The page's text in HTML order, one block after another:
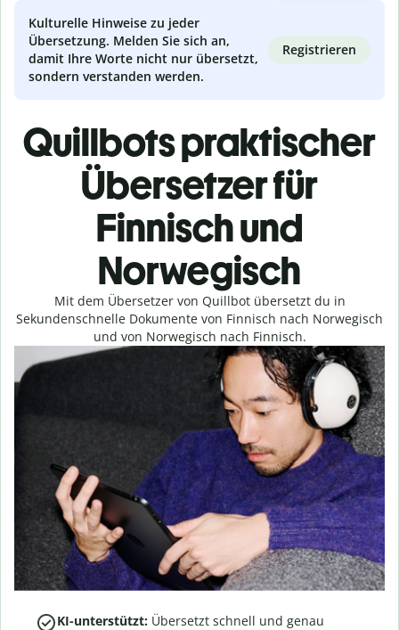
Kulturelle Hinweise zu jeder
Übersetzung. Melden Sie sich an,
damit Ihre Worte nicht nur übersetzt,
sondern verstanden werden.
Registrieren
Quillbots praktischer
Übersetzer für
Finnisch und
Norwegisch
Mit dem Übersetzer von Quillbot übersetzt du in
Sekundenschnelle Dokumente von Finnisch nach Norwegisch
und von Norwegisch nach Finnisch.
KI-unterstützt: Übersetzt schnell und genau